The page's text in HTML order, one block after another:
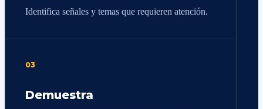
Identifica señales y temas que requieren atención.
03
Demuestra